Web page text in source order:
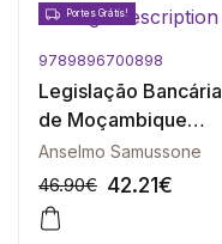
Portes Grátis!
9789896700898
Legislação Bancária
de Moçambique
Anotada
Anselmo Samussone
46.90€ 42.21€